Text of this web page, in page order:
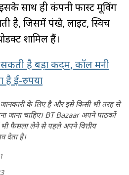
इसके साथ ही कंपनी फास्ट मूविंग
है, जिसमें पंखे, लाइट, स्विच
शामिल हैं।
सकती है बड़ा कदम, कॉल मनी
है ई-रुपया
के लिए है और इसे किसी भी तरह से
जाना चाहिए। BT Bazaar अपने पाठकों
फैसला लेने से पहले अपने वित्तीय
देता है।